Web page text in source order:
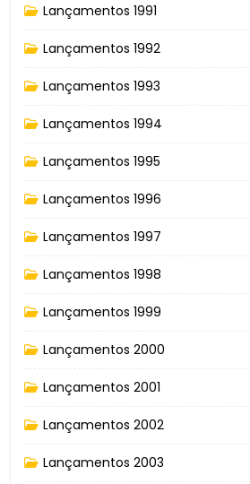
Lançamentos 1991
Lançamentos 1992
Lançamentos 1993
Lançamentos 1994
Lançamentos 1995
Lançamentos 1996
Lançamentos 1997
Lançamentos 1998
Lançamentos 1999
Lançamentos 2000
Lançamentos 2001
Lançamentos 2002
Lançamentos 2003